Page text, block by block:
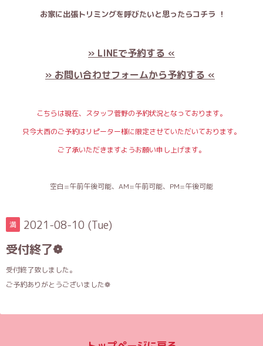
お家に出張トリミングを呼びたいと思ったらコチラ ！
» LINEで予約する «
» お問い合わせフォームから予約する «
こちらは現在、スタッフ菅野の予約状況となっております。
只今大西のご予約はリピーター様に限定させていただいております。
ご了承いただきますようお願い申し上げます。
空白=午前午後可能、AM=午前可能、PM=午後可能
満 2021-08-10 (Tue)
受付終了❁
受付終了致しました。
ご予約ありがとうございました❁